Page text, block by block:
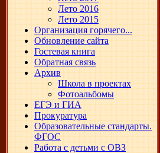
Лето 2016
Лето 2015
Организация горячего...
Обновление сайта
Гостевая книга
Обратная связь
Архив
Школа в проектах
Фотоальбомы
ЕГЭ и ГИА
Прокуратура
Образовательные стандарты.
ФГОС
Работа с детьми с ОВЗ